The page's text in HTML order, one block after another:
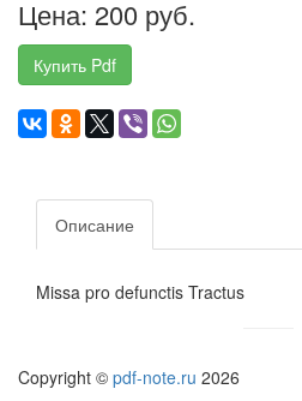
Цена: 200 руб.
Купить Pdf
Описание
Missa pro defunctis Tractus
Copyright © pdf-note.ru 2026